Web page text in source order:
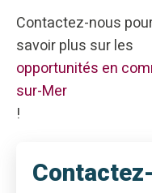
Contactez-nous
savoir plus sur les
opportunités en
sur-Mer
!